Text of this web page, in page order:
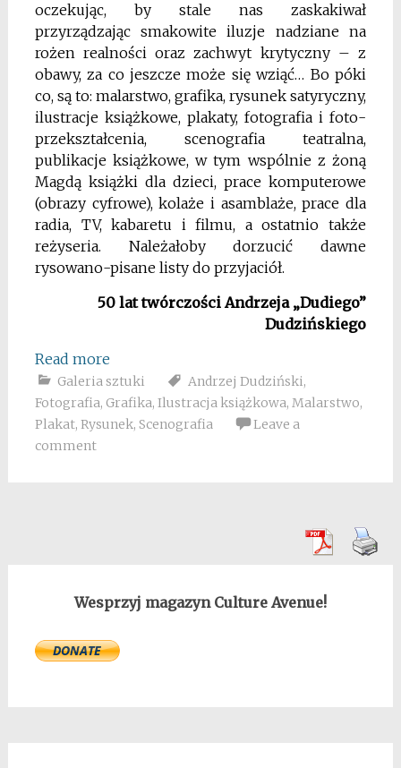
oczekując, by stale nas zaskakiwał
przyrządzając smakowite iluzje nadziane na
rożen realności oraz zachwyt krytyczny – z
obawy, za co jeszcze może się wziąć… Bo póki
co, są to: malarstwo, grafika, rysunek satyryczny,
ilustracje książkowe, plakaty, fotografia i foto-
przekształcenia, scenografia teatralna,
publikacje książkowe, w tym wspólnie z żoną
Magdą książki dla dzieci, prace komputerowe
(obrazy cyfrowe), kolaże i asamblaże, prace dla
radia, TV, kabaretu i filmu, a ostatnio także
reżyseria. Należałoby dorzucić dawne
rysowano-pisane listy do przyjaciół.
50 lat twórczości Andrzeja „Dudiego”
Dudzińskiego
Read more
Galeria sztuki Andrzej Dudziński,
Fotografia, Grafika, Ilustracja książkowa, Malarstwo,
Plakat, Rysunek, Scenografia
Leave a
comment
Wesprzyj magazyn Culture Avenue!